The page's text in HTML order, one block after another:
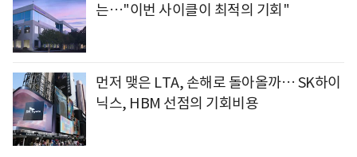
는…"이번 사이클이 최적의 기회"
먼저 맺은 LTA, 손해로 돌아올까… SK하이
닉스, HBM 선점의 기회비용